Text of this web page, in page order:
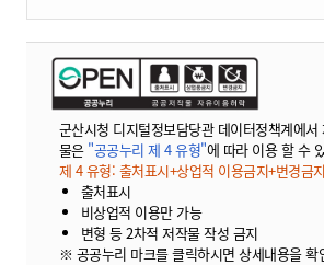
군산시청 디지털정보담당관 데이터정책계에서
물은 "공공누리 제 4 유형"에 따라 이용 할 수
제 4 유형: 출처표시+상업적 이용금지+변경금지
출처표시
비상업적 이용만 가능
변형 등 2차적 저작물 작성 금지
※ 공공누리 마크를 클릭하시면 상세내용을 확